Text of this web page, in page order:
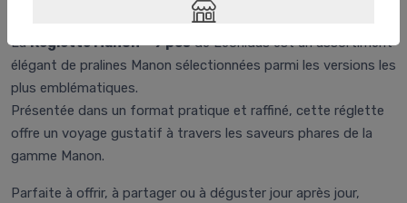
LaRéglette Manon – 9 pcsde Leonidas est un assortiment
élégant de pralines Manon sélectionnées parmi les versions les
plus emblématiques.
Présentée dans un format pratique et raffiné, cette réglette
offre un voyage gustatif à travers les saveurs phares de la
gamme Manon.
Parfaite à offrir, à partager ou à déguster jour après jour,